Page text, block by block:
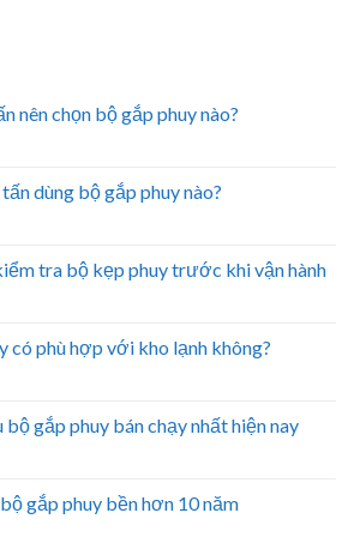
nên chọn bộ gắp phuy nào?
dùng bộ gắp phuy nào?
tra bộ kẹp phuy trước khi vận hành
có phù hợp với kho lạnh không?
gắp phuy bán chạy nhất hiện nay
gắp phuy bền hơn 10 năm